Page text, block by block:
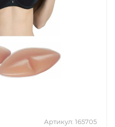
Артикул: 165705